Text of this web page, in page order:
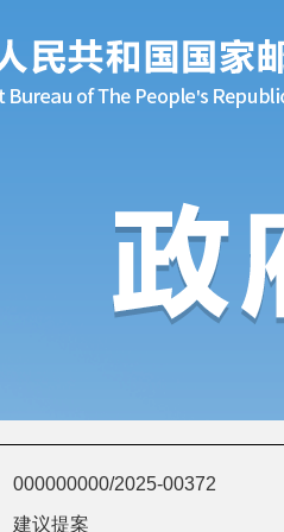
000000000/2025-00372
建议提案